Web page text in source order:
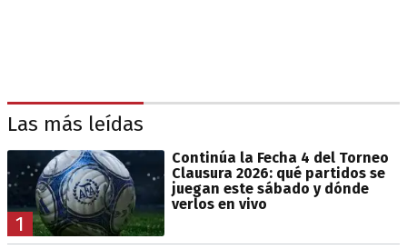
Las más leídas
1
Continúa la Fecha 4 del Torneo
Clausura 2026: qué partidos se
juegan este sábado y dónde
verlos en vivo